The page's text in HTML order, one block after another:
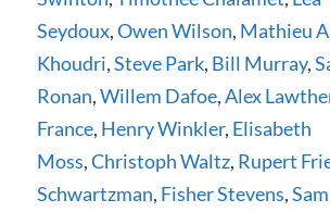
Seydoux,Owen Wilson, Mathieu
Khoudri,Steve Park, Bill Murray,
Ronan,Willem Dafoe,Alex
France, Henry Winkler, Elisabeth
Moss,Christoph Waltz, Rupert
Schwartzman, Fisher Stevens,Sam